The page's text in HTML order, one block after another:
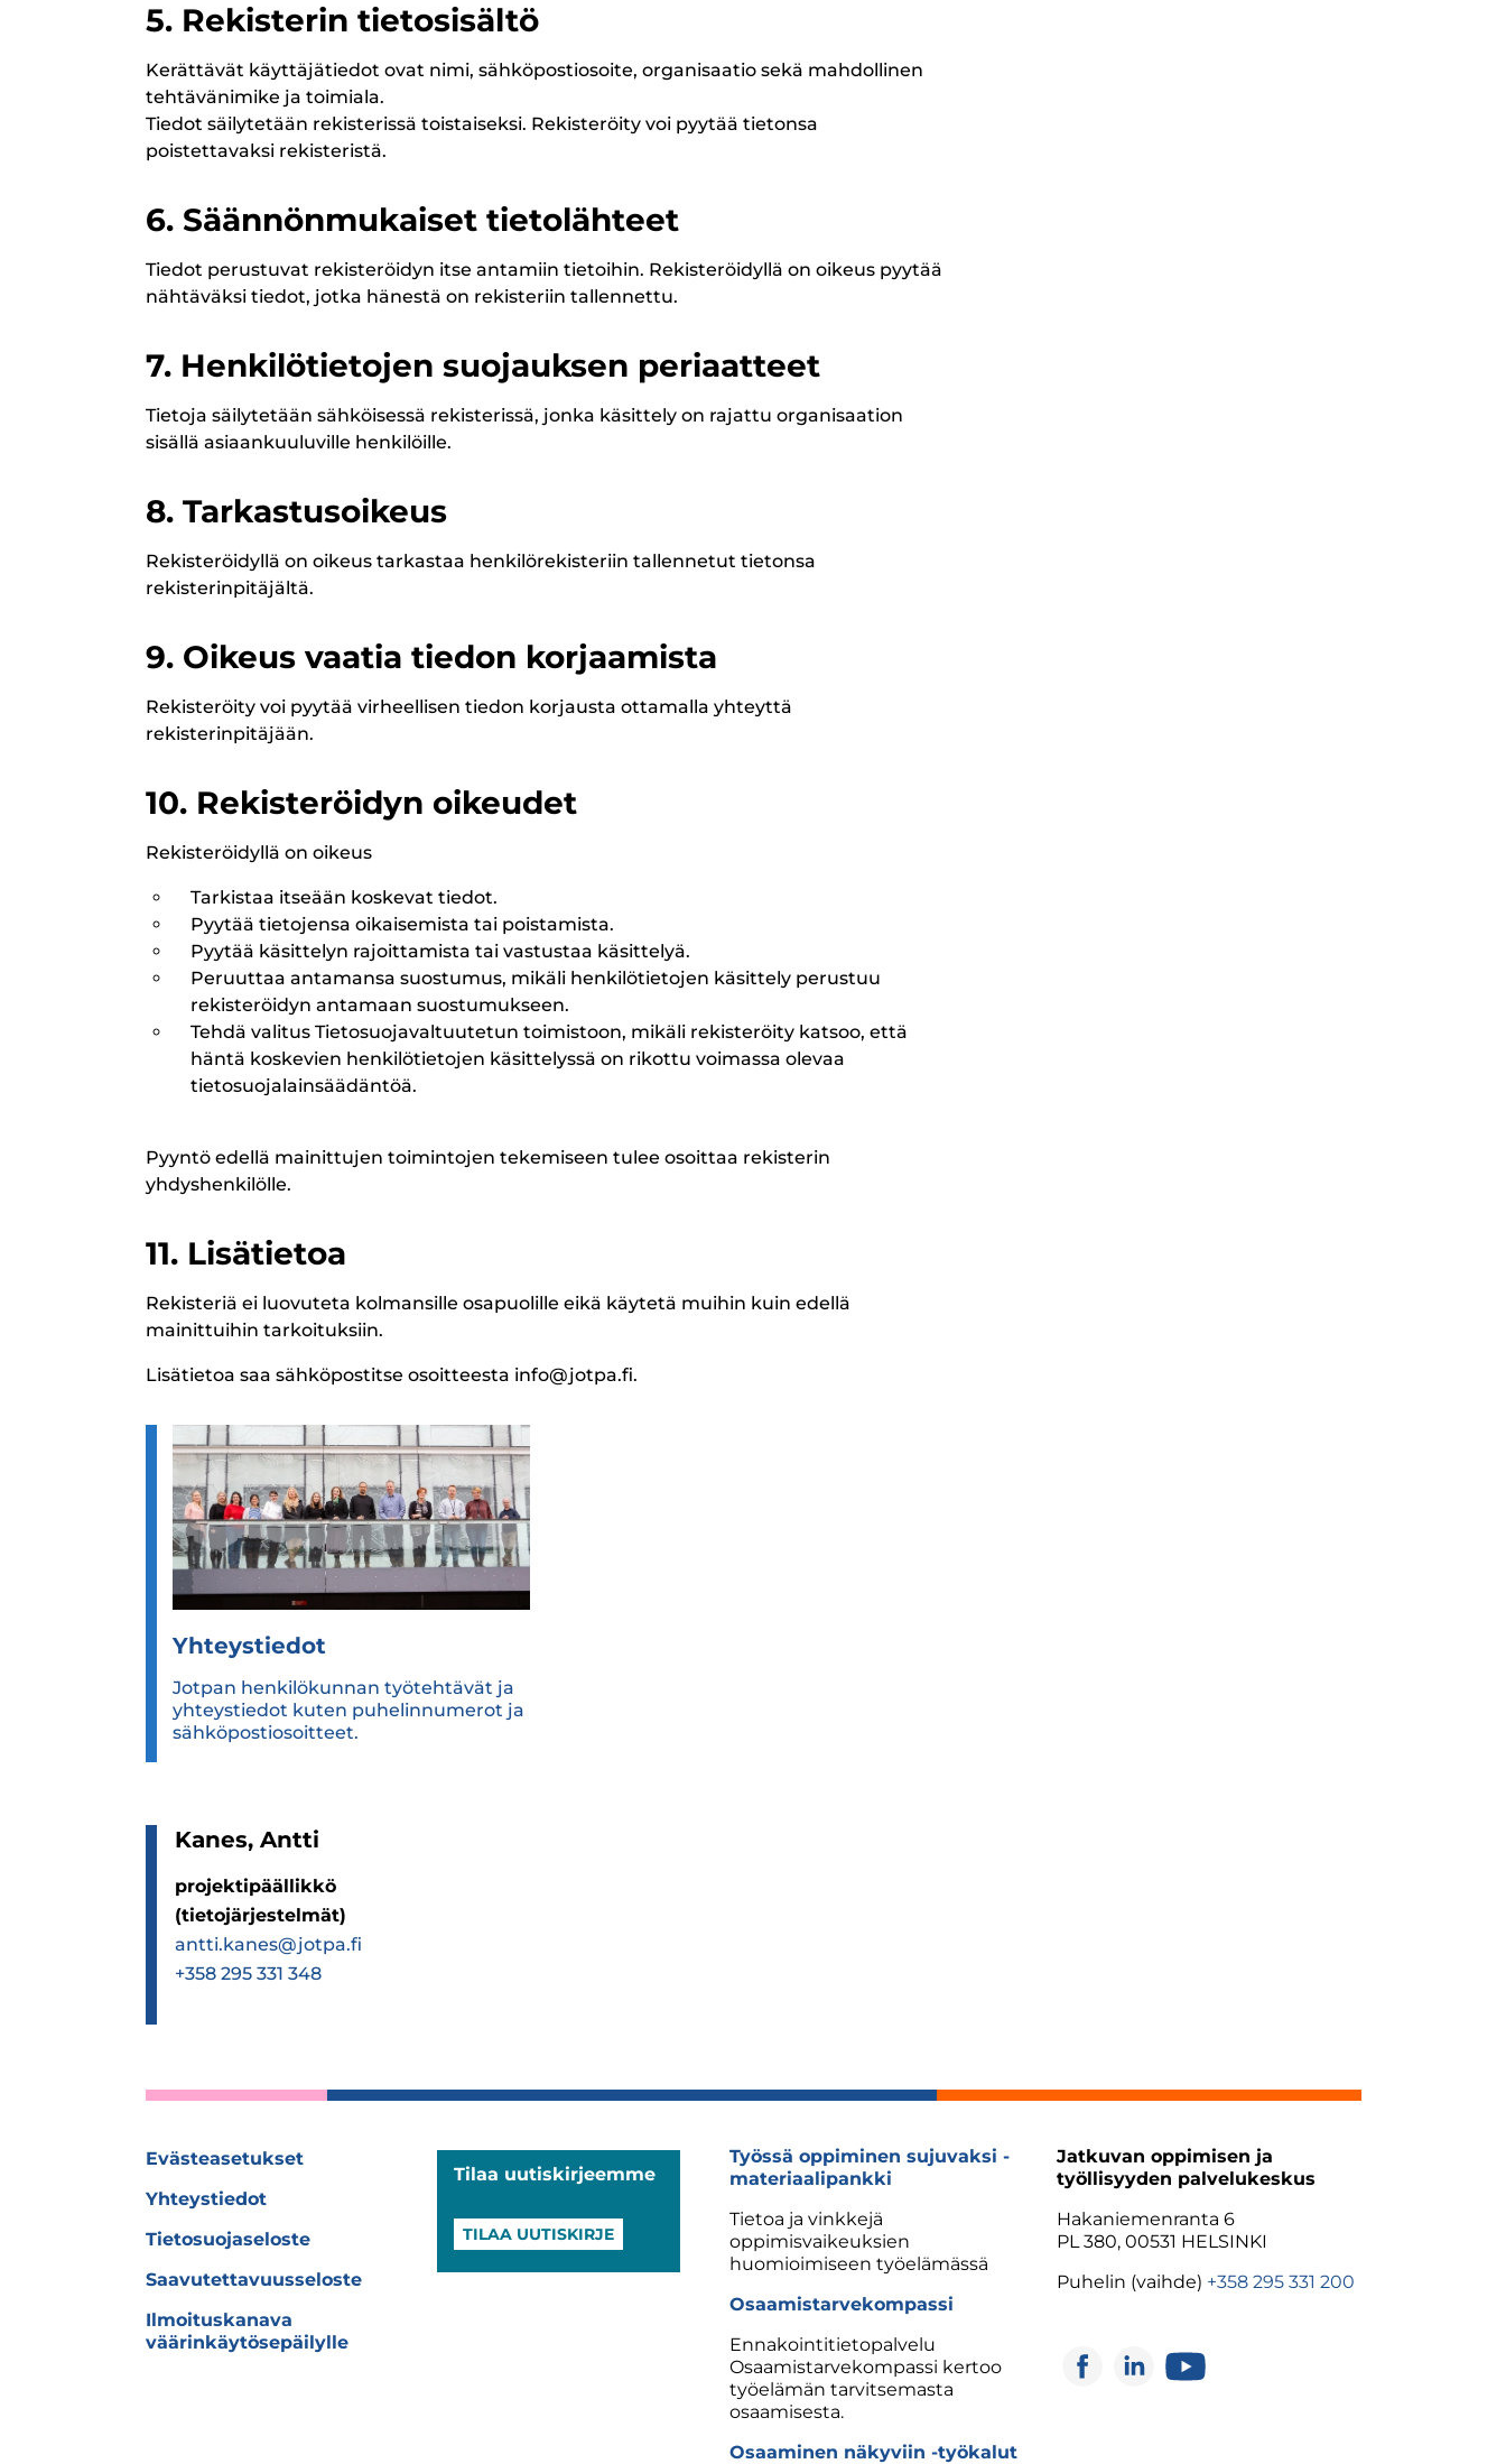
5. Rekisterin tietosisältö
Kerättävät käyttäjätiedot ovat nimi, sähköpostiosoite, organisaatio sekä mahdollinen
tehtävänimike ja toimiala.
Tiedot säilytetään rekisterissä toistaiseksi. Rekisteröity voi pyytää tietonsa
poistettavaksi rekisteristä.
6. Säännönmukaiset tietolähteet
Tiedot perustuvat rekisteröidyn itse antamiin tietoihin. Rekisteröidyllä on oikeus pyytää
nähtäväksi tiedot, jotka hänestä on rekisteriin tallennettu.
7. Henkilötietojen suojauksen periaatteet
Tietoja säilytetään sähköisessä rekisterissä, jonka käsittely on rajattu organisaation
sisällä asiaankuuluville henkilöille.
8. Tarkastusoikeus
Rekisteröidyllä on oikeus tarkastaa henkilörekisteriin tallennetut tietonsa
rekisterinpitäjältä.
9. Oikeus vaatia tiedon korjaamista
Rekisteröity voi pyytää virheellisen tiedon korjausta ottamalla yhteyttä
rekisterinpitäjään.
10. Rekisteröidyn oikeudet
Rekisteröidyllä on oikeus
Tarkistaa itseään koskevat tiedot.
Pyytää tietojensa oikaisemista tai poistamista.
Pyytää käsittelyn rajoittamista tai vastustaa käsittelyä.
Peruuttaa antamansa suostumus, mikäli henkilötietojen käsittely perustuu
rekisteröidyn antamaan suostumukseen.
Tehdä valitus Tietosuojavaltuutetun toimistoon, mikäli rekisteröity katsoo, että
häntä koskevien henkilötietojen käsittelyssä on rikottu voimassa olevaa
tietosuojalainsäädäntöä.
Pyyntö edellä mainittujen toimintojen tekemiseen tulee osoittaa rekisterin
yhdyshenkilölle.
11. Lisätietoa
Rekisteriä ei luovuteta kolmansille osapuolille eikä käytetä muihin kuin edellä
mainittuihin tarkoituksiin.
Lisätietoa saa sähköpostitse osoitteesta info@jotpa.fi.
Yhteys­tie­dot
Jotpan henkilökunnan työtehtävät ja
yhteystiedot kuten puhelinnumerot ja
sähköpostiosoitteet.
Kanes, Antti
projektipäällikkö
(tietojärjestelmät)
antti.kanes@jotpa.fi
+358 295 331 348
Evästeasetukset
Yhteystiedot
Tietosuojaseloste
Saavutettavuusseloste
Ilmoituskanava
väärinkäytösepäilylle
Tilaa uutiskirjeemme
TILAA UUTISKIRJE
Työssä oppiminen sujuvaksi -
materiaalipankki
Tietoa ja vinkkejä
oppimisvaikeuksien
huomioimiseen työelämässä
Osaamistarvekompassi
Ennakointitietopalvelu
Osaamistarvekompassi kertoo
työelämän tarvitsemasta
osaamisesta.
Osaaminen näkyviin -työkalut
Jatkuvan oppimisen ja
työllisyyden palvelukeskus
Hakaniemenranta 6
PL 380, 00531 HELSINKI
Puhelin (vaihde) +358 295 331 200